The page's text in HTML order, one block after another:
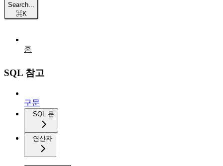
Search...
⌘K
홈
SQL 참고
구문
SQL 문
연산자